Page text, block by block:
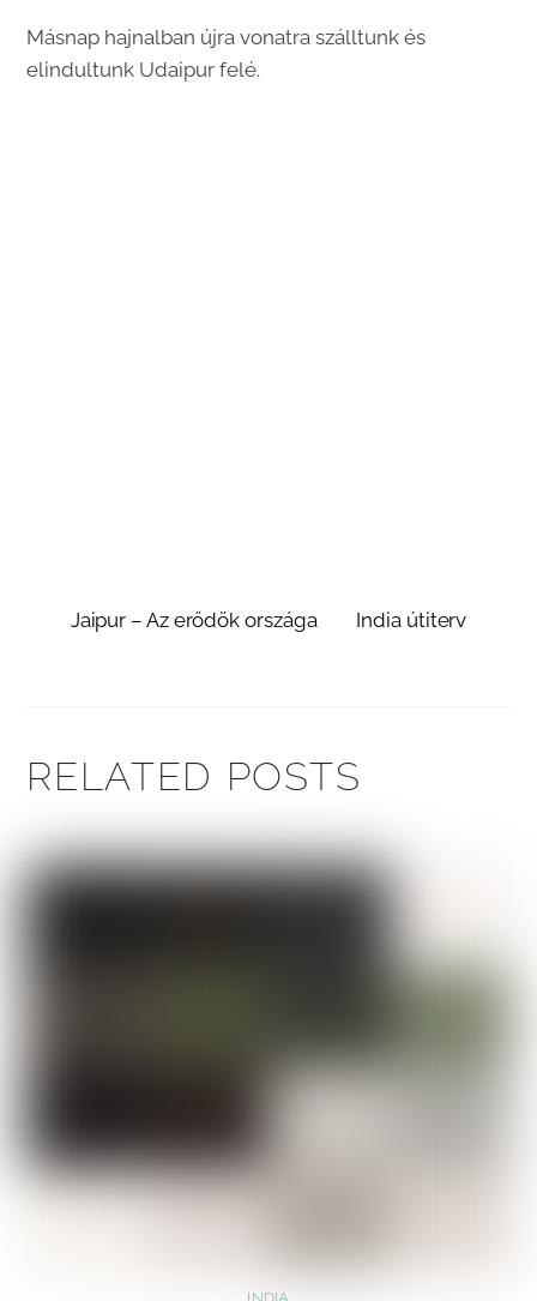
Másnap hajnalban újra vonatra szálltunk és
elindultunk Udaipur felé.
Jaipur – Az erődök országa India útiterv
RELATED POSTS